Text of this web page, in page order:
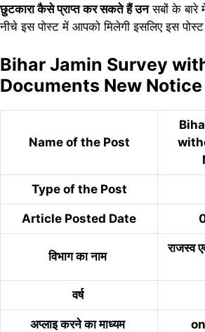
छुटकारा कैसे प्राप्त कर सकते हैं उनसबों के बारे
नीचे इस पोस्ट में आपको मिलेगी इसलिए इस
Bihar Jamin Survey
Documents New
Name of the Post
Type of the Post
Article Posted Date
विभाग का नाम
राजस्व
वर्ष
अप्लाइ करने का माध्यम